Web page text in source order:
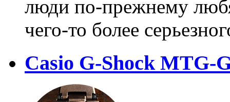
люди по-прежнему
чего-то более
Casio G-Shock MTG-